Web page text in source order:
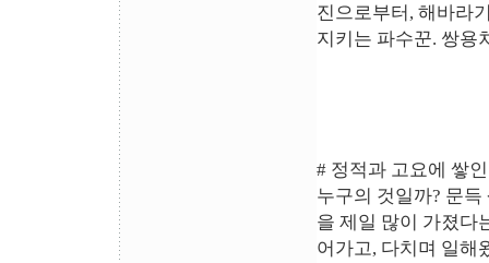
진으로부터, 해바라
지키는 파수꾼. 쌍용
# 정적과 고요에 쌓
누구의 것일까? 문
을 제일 많이 가졌다
어가고, 다치며 일해